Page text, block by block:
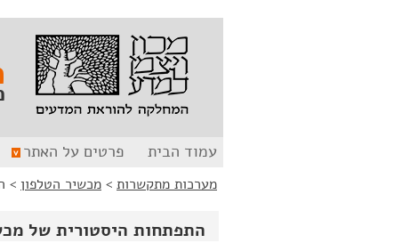
עמוד הבית פרטים על האתר
מערכות מתקשרות > מכשיר הטלפון >
התפתחות היסטורית של